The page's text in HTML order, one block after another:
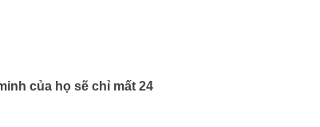
của họ sẽ chỉ mất 24